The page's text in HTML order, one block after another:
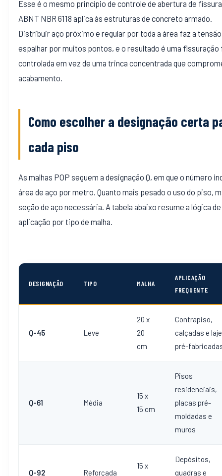
Esse é o mesmo princípio de controle de abertura de
ABNT NBR 6118 aplica às estruturas de concreto armado.
Distribuir aço próximo e regular por toda a área faz a
espalhar por muitos pontos, e o resultado é uma fissuração
controlada em vez de uma trinca concentrada que
acabamento.
Como escolher a designação certa
cada piso
As malhas POP seguem a designação Q, em que o número
área de aço por metro. Quanto mais pesado o uso do piso,
seção de aço necessária. A tabela abaixo resume a lógica de
aplicação por tipo de malha.
DESIGNAÇÃO TIPO MALHA
APLICAÇÃO
FREQUENTE
Q-45 Leve
20 x
20
cm
Contrapiso,
calçadas e
pré-
Q-61 Média
15 x
15 cm
Pisos
residenciais,
placas pré-
moldadas e
muros
Q-92 Reforçada
15 x
Depósitos,
quadras e